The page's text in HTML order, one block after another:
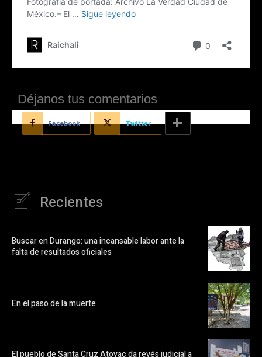
Déjanos tus comentarios
Facebook Twitter
Recientes
Buscar en Durango: una incansable labor ante la
falta de resultados oficiales
En el paso de la muerte